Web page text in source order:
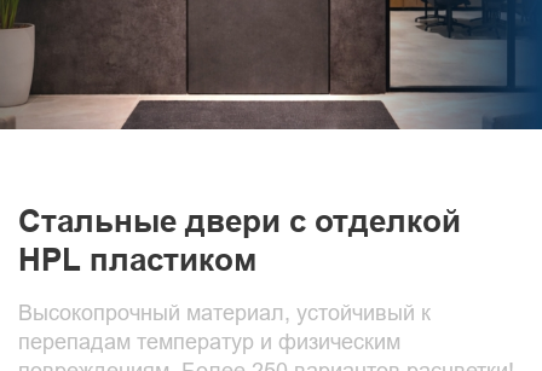
Стальные двери с отделкой
HPL пластиком
Высокопрочный материал, устойчивый к
перепадам температур и физическим